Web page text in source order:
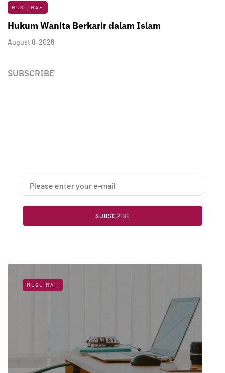
MUSLIMAH
MUSLIMAH
Hukum Wanita Berkarir dalam Islam
August 8, 2026
SUBSCRIBE
SUBSCRIBE